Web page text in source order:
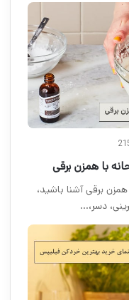
با همزن برقی
برقی آشنا باشید،
دسر،…